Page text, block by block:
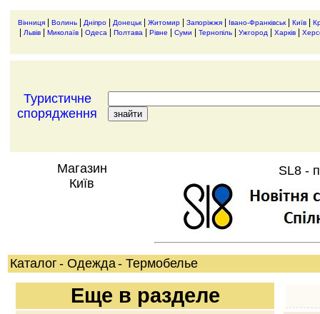
Вінниця Волинь Дніпро Донецьк| Житомир Запоріжжя Івано-Франківськ| Київ
Львів Миколаїв Одеса Полтава Рівне Суми Тернопіль Ужгород Харків
Туристичне
спорядження
Магазин
Київ
SL8 -
Каталог - Одежда- Термобелье
Еще в разделе